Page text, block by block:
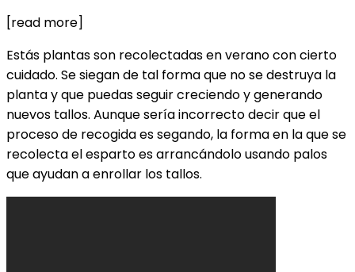
[read more]
Estás plantas son recolectadas en verano con cierto
cuidado. Se siegan de tal forma que no se destruya la
planta y que puedas seguir creciendo y generando
nuevos tallos. Aunque sería incorrecto decir que el
proceso de recogida es segando, la forma en la que se
recolecta el esparto es arrancándolo usando palos
que ayudan a enrollar los tallos.